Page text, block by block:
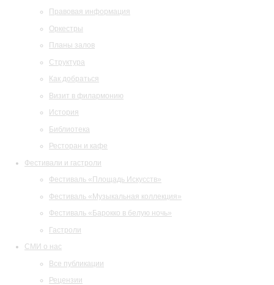
Правовая информация
Оркестры
Планы залов
Структура
Как добраться
Визит в филармонию
История
Библиотека
Ресторан и кафе
Фестивали и гастроли
Фестиваль «Площадь Искусств»
Фестиваль «Музыкальная коллекция»
Фестиваль «Барокко в белую ночь»
Гастроли
СМИ о нас
Все публикации
Рецензии